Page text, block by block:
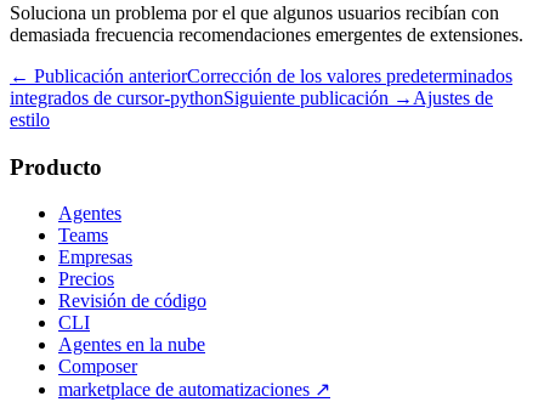
Soluciona un problema por el que algunos usuarios recibían con
demasiada frecuencia recomendaciones emergentes de extensiones.
← Publicación anteriorCorrección de los valores predeterminados
integrados de cursor-pythonSiguiente publicación → Ajustes de
estilo
Producto
Agentes
Teams
Empresas
Precios
Revisión de código
CLI
Agentes en la nube
Composer
marketplace de automatizaciones ↗